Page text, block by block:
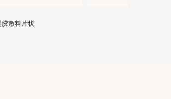
水凝胶敷料管状